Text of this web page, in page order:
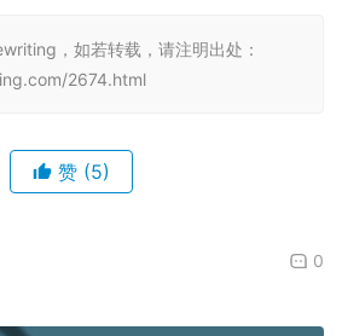
，如若转载，请注明出处：
2674.html
赞 (5)
0